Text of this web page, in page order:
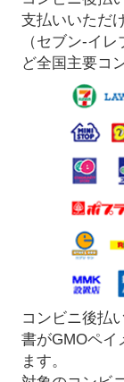
支払いいただ
（セブン-イ
ど全国主要コ
コンビニ後払
書がGMOペイ
ます。